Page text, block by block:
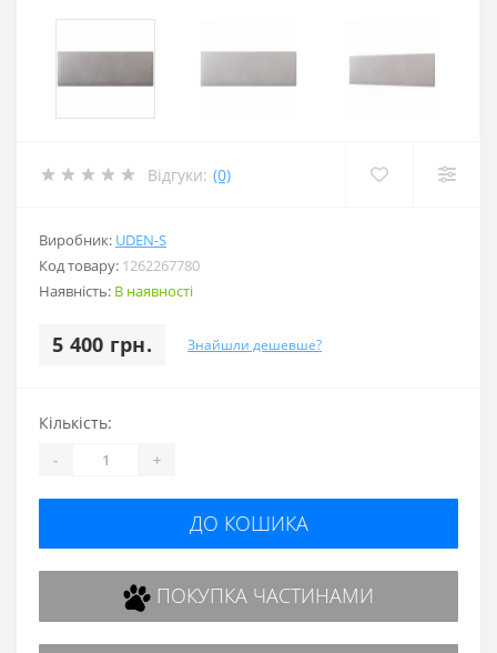
Відгуки: (0)
Виробник: UDEN-S
Код товару: 1262267780
Наявність: В наявності
5 400 грн. Знайшли дешевше?
Кількість:
- +
ДО КОШИКА
ПОКУПКА ЧАСТИНАМИ